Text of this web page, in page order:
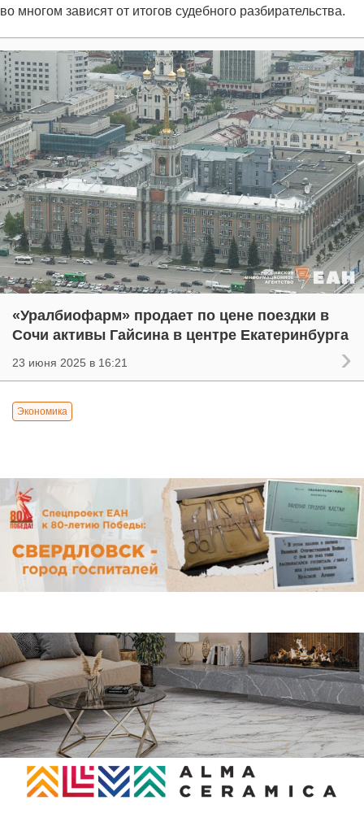
во многом зависят от итогов судебного разбирательства.
«Уралбиофарм» продает по цене поездки в
Сочи активы Гайсина в центре Екатеринбурга
23 июня 2025 в 16:21
Экономика